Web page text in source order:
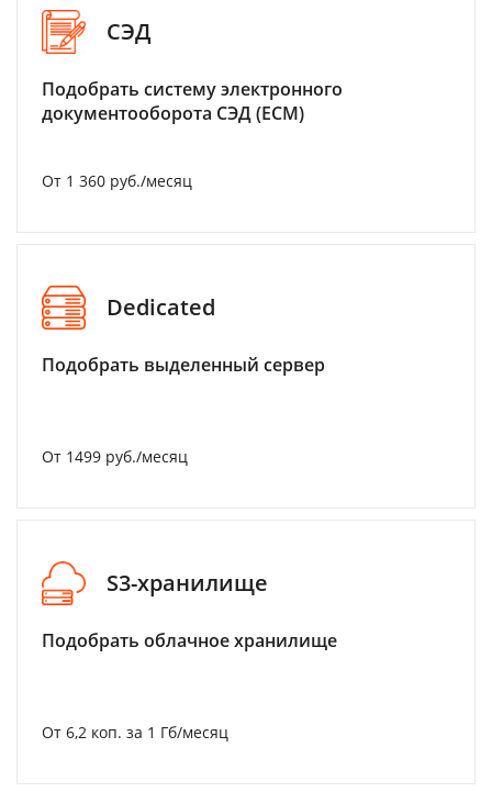
СЭД
Подобрать систему электронного
документооборота СЭД (ECM)
От 1 360 руб./месяц
Dedicated
Подобрать выделенный сервер
От 1499 руб./месяц
S3-хранилище
Подобрать облачное хранилище
От 6,2 коп. за 1 Гб/месяц